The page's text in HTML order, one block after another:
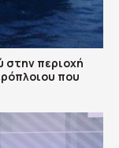
στην περιοχή
που